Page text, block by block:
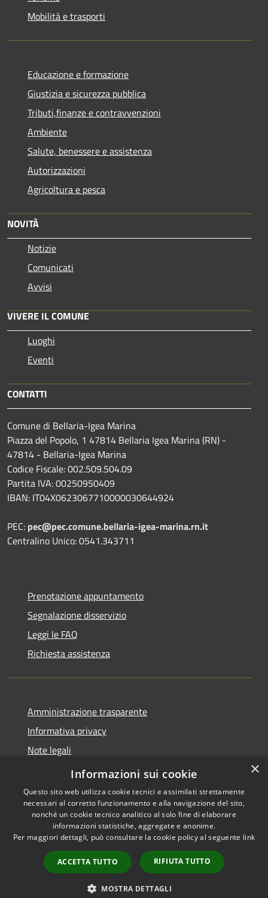
Mobilità e trasporti
Educazione e formazione
Giustizia e sicurezza pubblica
Tributi,finanze e contravvenzioni
Ambiente
Salute, benessere e assistenza
Autorizzazioni
Agricoltura e pesca
NOVITÀ
Notizie
Comunicati
Avvisi
VIVERE IL COMUNE
Luoghi
Eventi
CONTATTI
Comune di Bellaria-Igea Marina
Piazza del Popolo, 1 47814 Bellaria Igea Marina (RN) -
47814 - Bellaria-Igea Marina
Codice Fiscale: 002.509.504.09
Partita IVA: 00250950409
IBAN: IT04X0623067710000030644924
PEC: pec@pec.comune.bellaria-igea-marina.rn.it
Centralino Unico: 0541.343711
Prenotazione appuntamento
Segnalazione disservizio
Leggi le FAQ
Richiesta assistenza
Amministrazione trasparente
Informativa privacy
Note legali
Dichiarazione di accessibilità
Accessibilità
Copyright © 2026 • Comune di
Bellaria Igea Marina • Powered
byMunicipium
Accesso
redazione
×
Informazioni sui cookie
Questo sito web utilizza cookie tecnici e assimilati strettamente
necessari al corretto funzionamento e alla navigazione del sito,
nonché un cookie tecnico analitico al solo fine di elaborare
informazioni statistiche, aggregate e anonime.
Per maggiori dettagli, può consultare la cookie policy al seguente link
ACCETTA TUTTO RIFIUTA TUTTO
MOSTRA DETTAGLI